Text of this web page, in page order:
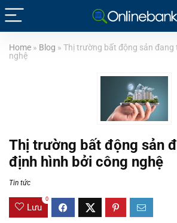
Home » Blog » Thị trường bất động sản đang
nghệ
Thị trường bất động sản
định hình bởi công nghệ
Tin tức
Lưu
0